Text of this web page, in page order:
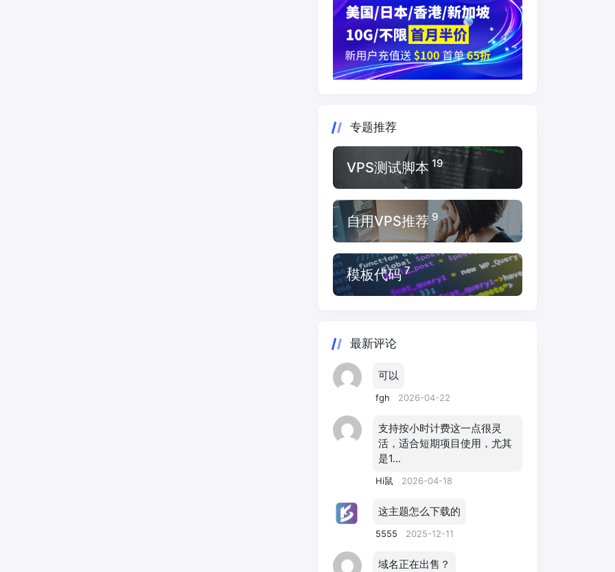
专题推荐
VPS测试脚本 19
自用VPS推荐 9
模板代码 7
最新评论
可以
fgh 2026-04-22
支持按小时计费这一点很灵
活，适合短期项目使用，尤其
是1...
Hi鼠 2026-04-18
这主题怎么下载的
5555 2025-12-11
域名正在出售？